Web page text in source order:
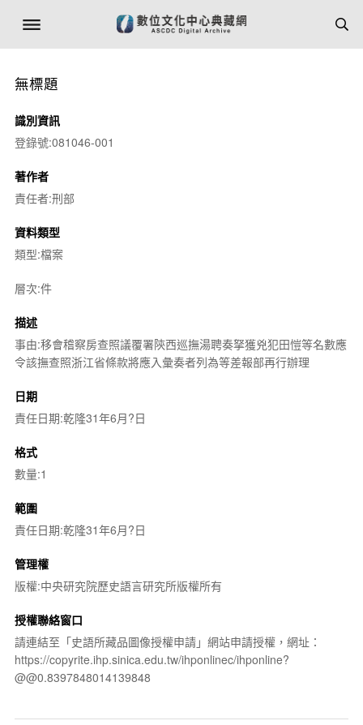
無標題
識別資訊
登錄號:081046-001
著作者
責任者:刑部
資料類型
類型:檔案
層次:件
描述
事由:移會稽察房查照議覆署陝西巡撫湯聘奏拏獲兇犯田愷等名數應
令該撫查照浙江省條款將應入彙奏者列為等差報部再行辦理
日期
責任日期:乾隆31年6月?日
格式
數量:1
範圍
責任日期:乾隆31年6月?日
管理權
版權:中央研究院歷史語言研究所版權所有
授權聯絡窗口
請連結至「史語所藏品圖像授權申請」網站申請授權，網址：
https://copyrite.ihp.sinica.edu.tw/ihponlinec/ihponline?
@@0.8397848014139848